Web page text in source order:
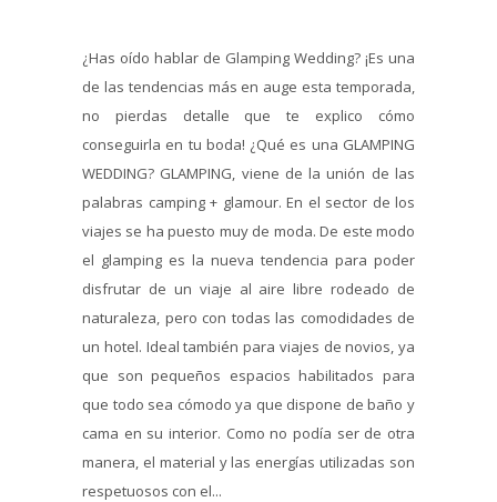
¿Has oído hablar de Glamping Wedding? ¡Es una
de las tendencias más en auge esta temporada,
no pierdas detalle que te explico cómo
conseguirla en tu boda! ¿Qué es una GLAMPING
WEDDING? GLAMPING, viene de la unión de las
palabras camping + glamour. En el sector de los
viajes se ha puesto muy de moda. De este modo
el glamping es la nueva tendencia para poder
disfrutar de un viaje al aire libre rodeado de
naturaleza, pero con todas las comodidades de
un hotel. Ideal también para viajes de novios, ya
que son pequeños espacios habilitados para
que todo sea cómodo ya que dispone de baño y
cama en su interior. Como no podía ser de otra
manera, el material y las energías utilizadas son
respetuosos con el...